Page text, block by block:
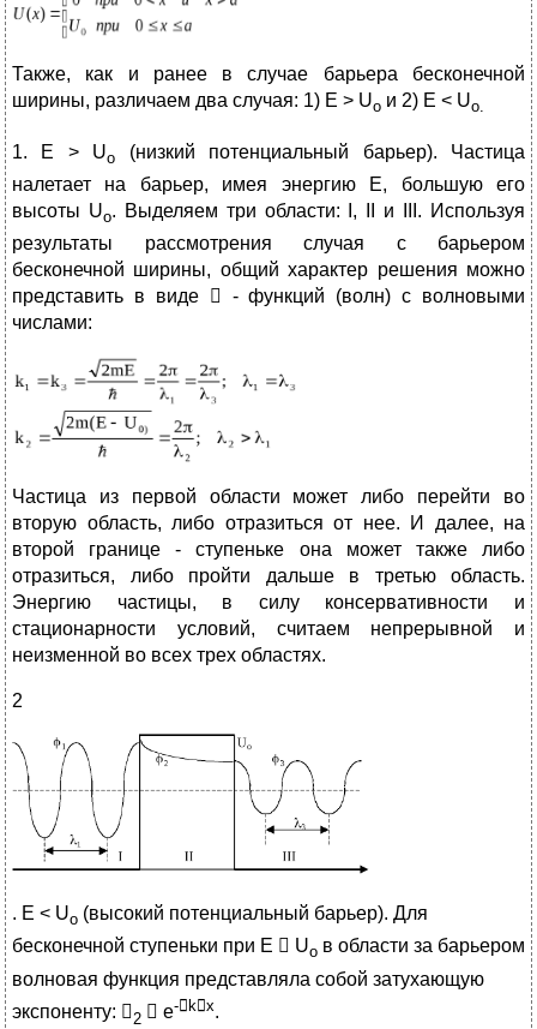
Также, как и ранее в случае барьера бесконечной
ширины, различаем два случая: 1) E > Uо и 2) E < Uо.
1. E > Uo (низкий потенциальный барьер). Частица
налетает на барьер, имея энергию Е, большую его
высоты Uо. Выделяем три области: I, II и III. Используя
результаты рассмотрения случая с барьером
бесконечной ширины, общий характер решения можно
представить в виде  - функций (волн) с волновыми
числами:
Частица из первой области может либо перейти во
вторую область, либо отразиться от нее. И далее, на
второй границе - ступеньке она может также либо
отразиться, либо пройти дальше в третью область.
Энергию частицы, в силу консервативности и
стационарности условий, считаем непрерывной и
неизменной во всех трех областях.
2
. E < Uо (высокий потенциальный барьер). Для
бесконечной ступеньки при Е  Uо в области за барьером
волновая функция представляла собой затухающую
экспоненту:  2  е-kх.